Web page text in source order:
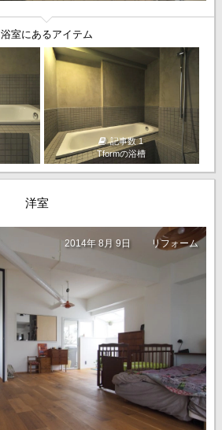
浴室にあるアイテム
記事数 1
Tformの浴槽
洋室
2014年 8月 9日 リフォーム